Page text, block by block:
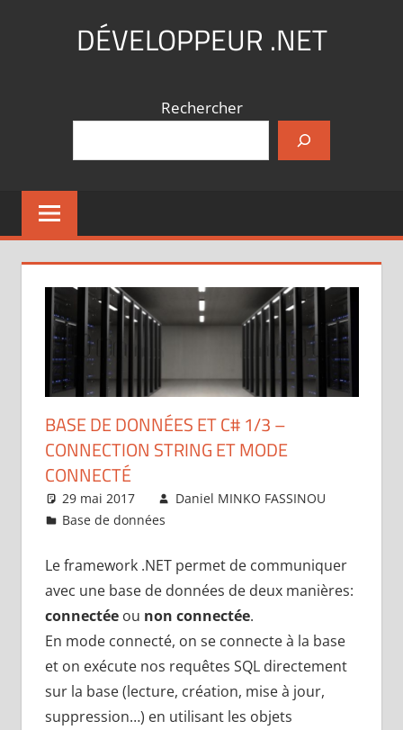
DÉVELOPPEUR .NET
Rechercher
BASE DE DONNÉES ET C# 1/3 –
CONNECTION STRING ET MODE
CONNECTÉ
29 mai 2017
Daniel MINKO FASSINOU
Base de données
Le framework .NET permet de communiquer
avec une base de données de deux manières:
connectée ou non connectée.
En mode connecté, on se connecte à la base
et on exécute nos requêtes SQL directement
sur la base (lecture, création, mise à jour,
suppression…) en utilisant les objets